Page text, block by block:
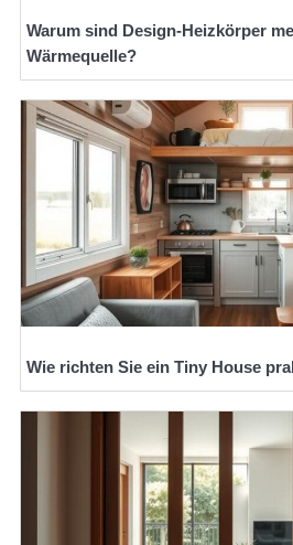
Warum sind Design-Heizkörper
Wärmequelle?
Wie richten Sie ein Tiny House